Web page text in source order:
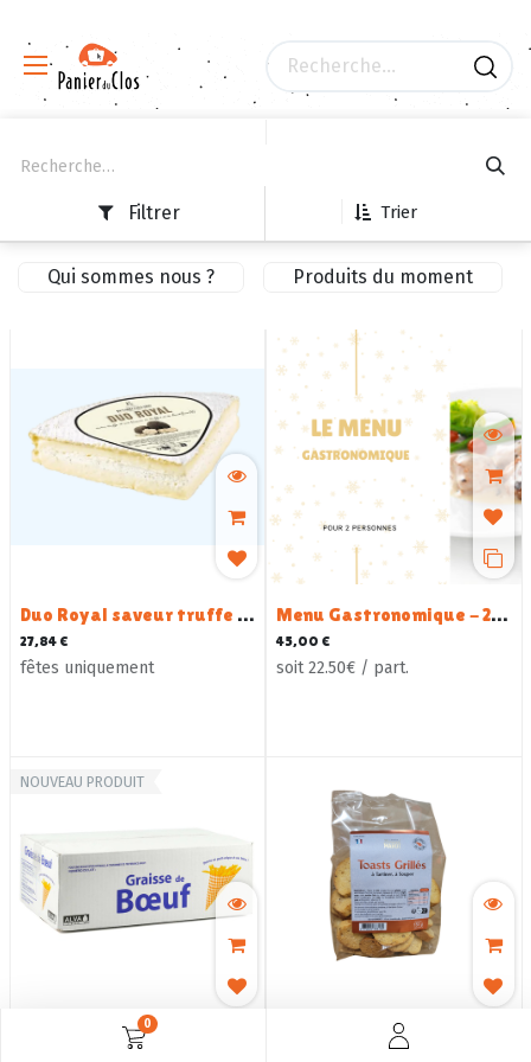
0
Trier
Filtrer
Qui sommes nous ? Produits du moment
Duo Royal saveur truffe et aux brisures de truffes de la Saint-Jean - 950G
27,84€
fêtes uniquement
Menu Gastronomique - 2 personnes
45,00 €
soit 22.50€ / part.
NOUVEAU PRODUIT
Graisse de Boeuf - 10 KG Toasts Grillés - 150 G